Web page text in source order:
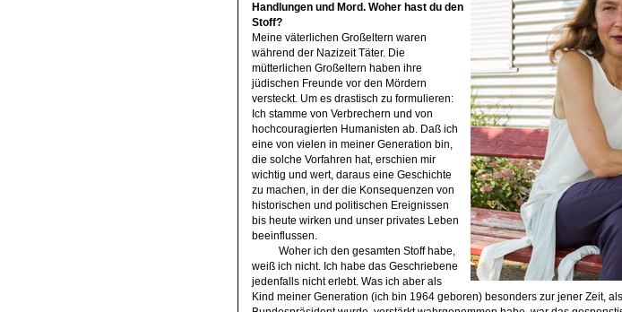
Handlungen und Mord. Woher hast du den
Stoff?
Meine väterlichen Großeltern waren
während der Nazizeit Täter. Die
mütterlichen Großeltern haben ihre
jüdischen Freunde vor den Mördern
versteckt. Um es drastisch zu formulieren:
Ich stamme von Verbrechern und von
hochcouragierten Humanisten ab. Daß ich
eine von vielen in meiner Generation bin,
die solche Vorfahren hat, erschien mir
wichtig und wert, daraus eine Geschichte
zu machen, in der die Konsequenzen von
historischen und politischen Ereignissen
bis heute wirken und unser privates Leben
beeinflussen.
Woher ich den gesamten Stoff habe,
weiß ich nicht. Ich habe das Geschriebene
jedenfalls nicht erlebt. Was ich aber als
Kind meiner Generation (ich bin 1964 geboren) besonders zur jener Zeit,